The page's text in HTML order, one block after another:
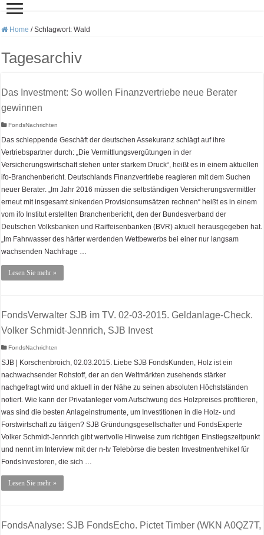
Home / Schlagwort:Wald
Tagesarchiv
Das Investment: So wollen Finanzvertriebe neue Berater
gewinnen
FondsNachrichten
Das schleppende Geschäft der deutschen Assekuranz schlägt auf ihre
Vertriebspartner durch: „Die Vermittlungsvergütungen in der
Versicherungswirtschaft stehen unter starkem Druck“, heißt es in einem aktuellen
ifo-Branchenbericht. Deutschlands Finanzvertriebe reagieren mit dem Suchen
neuer Berater. „Im Jahr 2016 müssen die selbständigen Versicherungsvermittler
erneut mit insgesamt sinkenden Provisionsumsätzen rechnen“ heißt es in einem
vom ifo Institut erstellten Branchenbericht, den der Bundesverband der
Deutschen Volksbanken und Raiffeisenbanken (BVR) aktuell herausgegeben hat.
„Im Fahrwasser des härter werdenden Wettbewerbs bei einer nur langsam
wachsenden Nachfrage …
Lesen Sie mehr »
FondsVerwalter SJB im TV. 02-03-2015. Geldanlage-Check.
Volker Schmidt-Jennrich, SJB Invest
FondsNachrichten
SJB | Korschenbroich, 02.03.2015. Liebe SJB FondsKunden, Holz ist ein
nachwachsender Rohstoff, der an den Weltmärkten zusehends stärker
nachgefragt wird und aktuell in der Nähe zu seinen absoluten Höchstständen
notiert. Wie kann der Privatanleger vom Aufschwung des Holzpreises profitieren,
was sind die besten Anlageinstrumente, um Investitionen in die Holz- und
Forstwirtschaft zu tätigen? SJB Gründungsgesellschafter und FondsExperte
Volker Schmidt-Jennrich gibt wertvolle Hinweise zum richtigen Einstiegszeitpunkt
und nennt im Interview mit der n-tv Telebörse die besten Investmentvehikel für
FondsInvestoren, die sich …
Lesen Sie mehr »
FondsAnalyse: SJB FondsEcho. Pictet Timber (WKN A0QZ7T,